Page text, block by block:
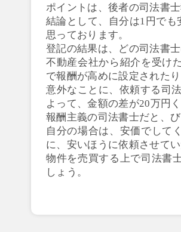
ポイントは、後者の司法書士
結論として、自分は1円で
思っております。
登記の結果は、どの司法書
不動産会社から紹介を受け
で報酬が高めに設定された
意外なことに、依頼する司
よって、金額の差が20万円
報酬主義の司法書士だと、
自分の場合は、安価でして
に、安いほうに依頼させて
物件を売買する上で司法書
しょう。